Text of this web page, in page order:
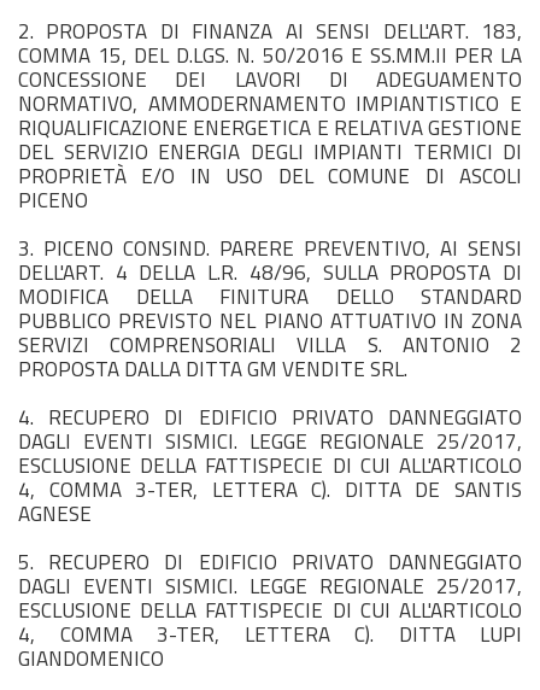
2. PROPOSTA DI FINANZA AI SENSI DELL'ART. 183,
COMMA 15, DEL D.LGS. N. 50/2016 E SS.MM.II PER LA
CONCESSIONE DEI LAVORI DI ADEGUAMENTO
NORMATIVO, AMMODERNAMENTO IMPIANTISTICO E
RIQUALIFICAZIONE ENERGETICA E RELATIVA GESTIONE
DEL SERVIZIO ENERGIA DEGLI IMPIANTI TERMICI DI
PROPRIETÀ E/O IN USO DEL COMUNE DI ASCOLI
PICENO
3. PICENO CONSIND. PARERE PREVENTIVO, AI SENSI
DELL'ART. 4 DELLA L.R. 48/96, SULLA PROPOSTA DI
MODIFICA DELLA FINITURA DELLO STANDARD
PUBBLICO PREVISTO NEL PIANO ATTUATIVO IN ZONA
SERVIZI COMPRENSORIALI VILLA S. ANTONIO 2
PROPOSTA DALLA DITTA GM VENDITE SRL.
4. RECUPERO DI EDIFICIO PRIVATO DANNEGGIATO
DAGLI EVENTI SISMICI. LEGGE REGIONALE 25/2017,
ESCLUSIONE DELLA FATTISPECIE DI CUI ALL'ARTICOLO
4, COMMA 3-TER, LETTERA C). DITTA DE SANTIS
AGNESE
5. RECUPERO DI EDIFICIO PRIVATO DANNEGGIATO
DAGLI EVENTI SISMICI. LEGGE REGIONALE 25/2017,
ESCLUSIONE DELLA FATTISPECIE DI CUI ALL'ARTICOLO
4, COMMA 3-TER, LETTERA C). DITTA LUPI
GIANDOMENICO